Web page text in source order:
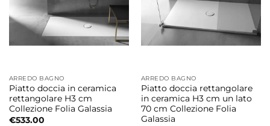
ARREDO BAGNO
Piatto doccia in ceramica
rettangolare H3 cm
Collezione Folia Galassia
€533.00
ARREDO BAGNO
Piatto doccia rettangolare
in ceramica H3 cm un lato
70 cm Collezione Folia
Galassia